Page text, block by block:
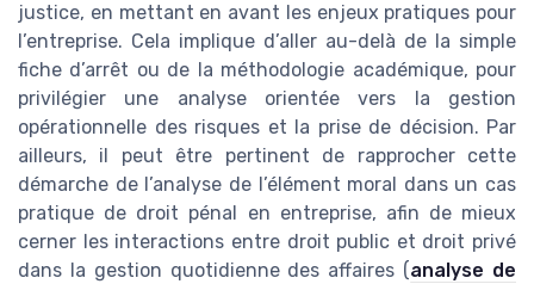
justice, en mettant en avant les enjeux pratiques pour
l’entreprise. Cela implique d’aller au-delà de la simple
fiche d’arrêt ou de la méthodologie académique, pour
privilégier une analyse orientée vers la gestion
opérationnelle des risques et la prise de décision. Par
ailleurs, il peut être pertinent de rapprocher cette
démarche de l’analyse de l’élément moral dans un cas
pratique de droit pénal en entreprise, afin de mieux
cerner les interactions entre droit public et droit privé
dans la gestion quotidienne des affaires (analyse de